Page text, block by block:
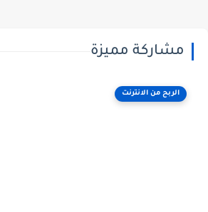
مشاركة مميزة
الربح من الانترنت